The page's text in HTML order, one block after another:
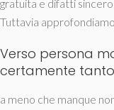
gratuita e difatti
Tuttavia
Verso persona
certamente
a meno che manque